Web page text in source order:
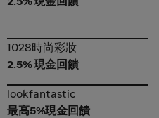
1028時尚彩妝
1028時尚彩妝
2.5% 現金回饋
lookfantastic
lookfantastic
最高5%現金回饋